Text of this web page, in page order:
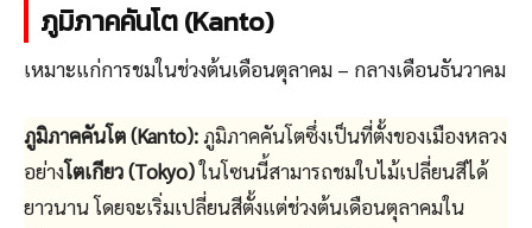
ภูมิภาคคันโต (Kanto)
เหมาะแก่การชมในช่วงต้นเดือนตุลาคม – กลางเดือนธันวาคม
ภูมิภาคคันโต (Kanto):ภูมิภาคคันโตซึ่งเป็นที่ตั้งของเมืองหลวง
อย่างโตเกียว (Tokyo)ในโซนนี้สามารถชมใบไม้เปลี่ยนสีได้
ยาวนาน โดยจะเริ่มเปลี่ยนสีตั้งแต่ช่วงต้นเดือนตุลาคมใน